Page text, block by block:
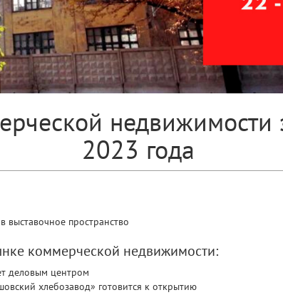
недвижимости
2023 года
выставочное пространство
коммерческой недвижимости:
деловым центром
хлебозавод» готовится к открытию